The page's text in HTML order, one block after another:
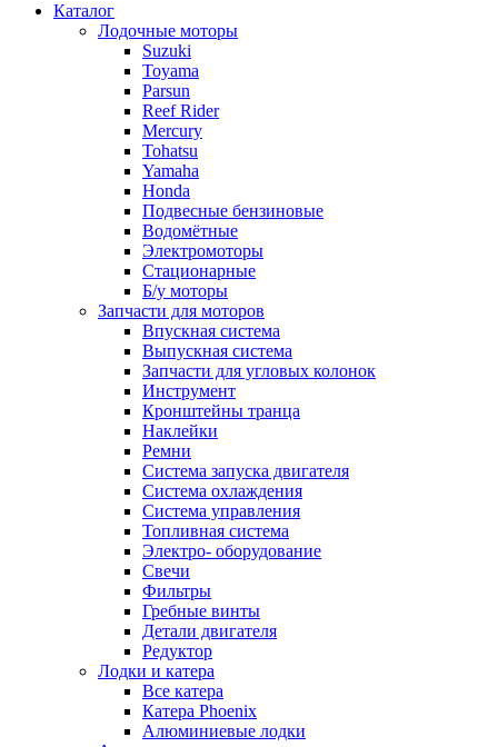
Каталог
Лодочные моторы
Suzuki
Toyama
Parsun
Reef Rider
Mercury
Tohatsu
Yamaha
Honda
Подвесные бензиновые
Водомётные
Электромоторы
Стационарные
Б/у моторы
Запчасти для моторов
Впускная система
Выпускная система
Запчасти для угловых колонок
Инструмент
Кронштейны транца
Наклейки
Ремни
Система запуска двигателя
Система охлаждения
Система управления
Топливная система
Электро- оборудование
Свечи
Фильтры
Гребные винты
Детали двигателя
Редуктор
Лодки и катера
Все катера
Катера Phoenix
Алюминиевые лодки